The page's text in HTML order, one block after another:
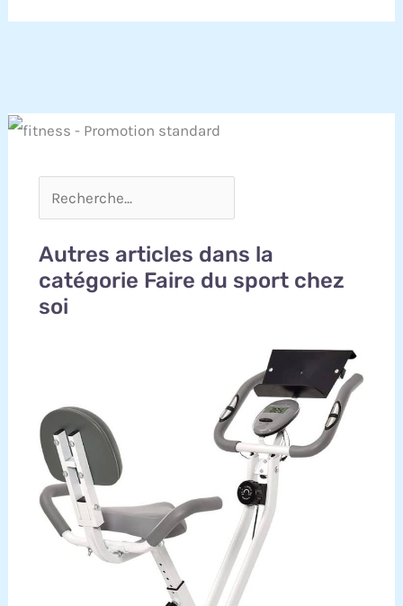
Autres articles dans la
catégorie Faire du sport chez
soi